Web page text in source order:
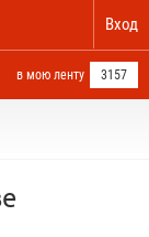
Вход
в мою ленту 3157